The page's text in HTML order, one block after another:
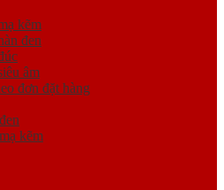
kẽm
đen
âm
đơn đặt hàng
kẽm